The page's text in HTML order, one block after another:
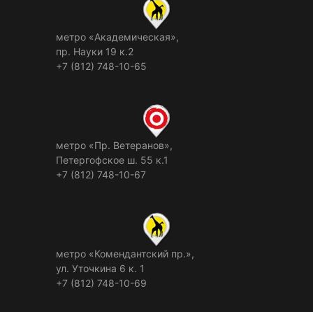
метро «Академическая»,
пр. Науки 19 к.2
+7 (812) 748-10-65
метро «Пр. Ветеранов»,
Петергофское ш. 55 к.1
+7 (812) 748-10-67
метро «Комендантский пр.»,
ул. Уточкина 6 к. 1
+7 (812) 748-10-69